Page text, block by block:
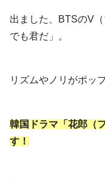
出ました、BTSのV
でも君だ」。
リズムやノリがポッ
韓国ドラマ「花郎（
す！